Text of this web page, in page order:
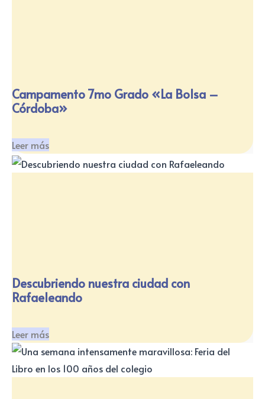
Campamento 7mo Grado «La Bolsa –
Córdoba»
Leer más
Descubriendo nuestra ciudad con
Rafaeleando
Leer más